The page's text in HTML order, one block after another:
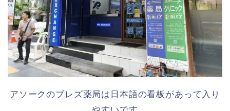
アソークのブレズ薬局は日本語の看板があって入り